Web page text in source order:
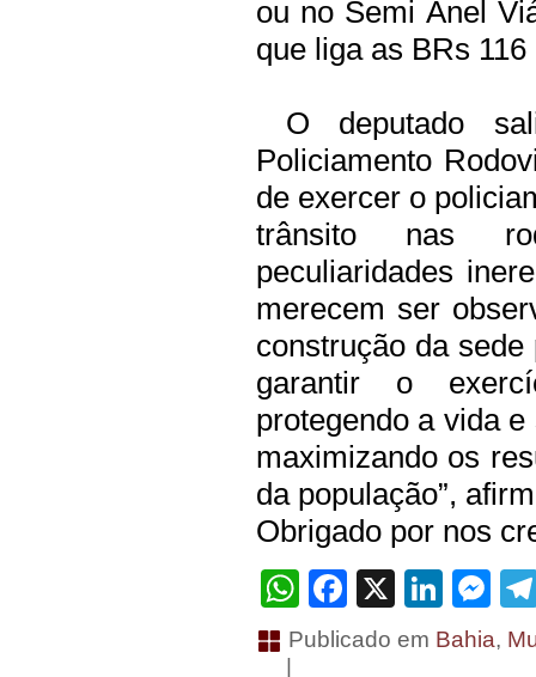
ou no Semi Anel
que liga as BRs
O deputado
Policiamento
de exercer o
trânsito nas
peculiaridades
merecem ser
construção da
garantir o
protegendo a vida
maximizando os
da população”,
Obrigado por nos
WhatsApp
Facebook
X
Publicado em Bahia,